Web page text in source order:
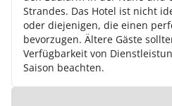
Strandes. Das Hotel ist nicht
oder diejenigen, die einen
bevorzugen. Ältere Gäste
Verfügbarkeit von
Saison beachten.